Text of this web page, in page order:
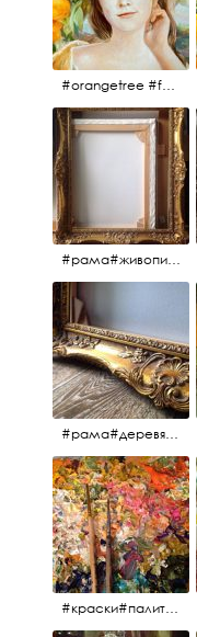
#orangetree #fertility #abundance #portrait #painting #живопись #портрет #картина #девушка #улыбка #aplgallery
#рама#живопись#антиквариат#спб#aplgallery
#рама#деревяннаярама#антиквариат#живопись#aplgallery
#краски#палитра#картина#живопись#aplgallery